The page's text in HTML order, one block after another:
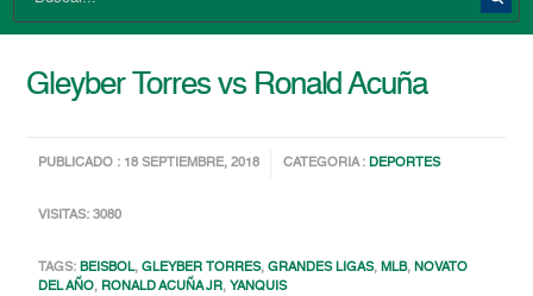
Gleyber Torres vs Ronald Acuña
PUBLICADO : 18 SEPTIEMBRE, 2018 CATEGORIA :DEPORTES
VISITAS: 3080
TAGS:BEISBOL,GLEYBER TORRES,GRANDES LIGAS,MLB,NOVATO
DEL AÑO, RONALD ACUÑA JR, YANQUIS